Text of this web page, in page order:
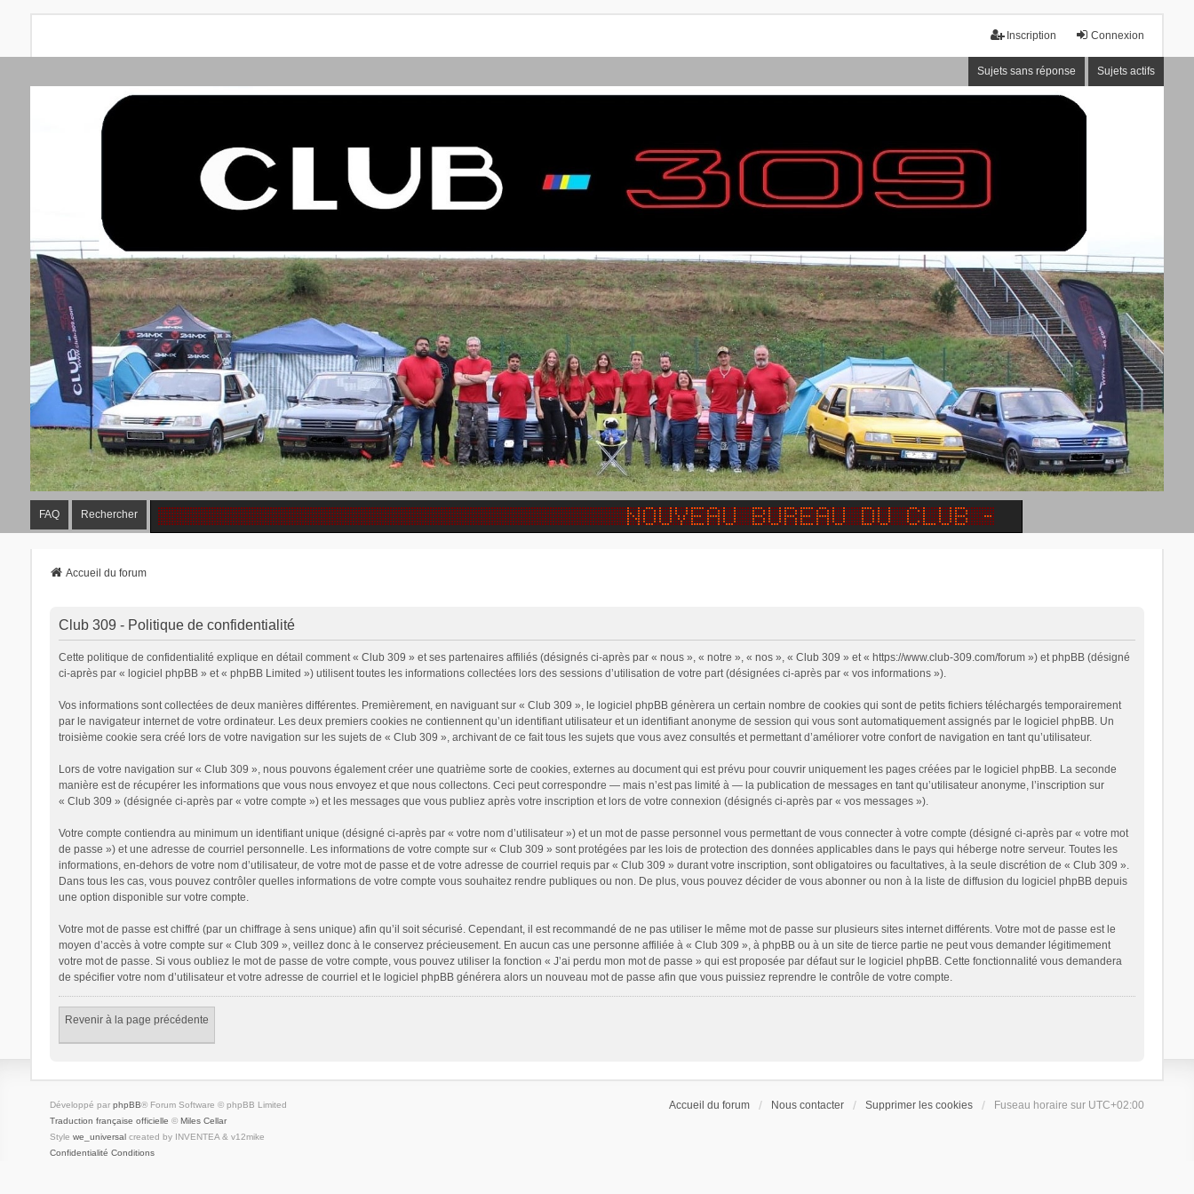
Connexion
Inscription
Sujets sans réponse Sujets actifs
FAQ Rechercher
Accueil du forum
Club 309 - Politique de confidentialité
Cette politique de confidentialité explique en détail comment « Club 309 » et ses partenaires affiliés (désignés ci-après par « nous », « notre », « nos », « Club 309 » et « https://www.club-309.com/forum ») et phpBB (désigné
ci-après par « logiciel phpBB » et « phpBB Limited ») utilisent toutes les informations collectées lors des sessions d’utilisation de votre part (désignées ci-après par « vos informations »).
Vos informations sont collectées de deux manières différentes. Premièrement, en naviguant sur « Club 309 », le logiciel phpBB génèrera un certain nombre de cookies qui sont de petits fichiers téléchargés temporairement
par le navigateur internet de votre ordinateur. Les deux premiers cookies ne contiennent qu’un identifiant utilisateur et un identifiant anonyme de session qui vous sont automatiquement assignés par le logiciel phpBB. Un
troisième cookie sera créé lors de votre navigation sur les sujets de « Club 309 », archivant de ce fait tous les sujets que vous avez consultés et permettant d’améliorer votre confort de navigation en tant qu’utilisateur.
Lors de votre navigation sur « Club 309 », nous pouvons également créer une quatrième sorte de cookies, externes au document qui est prévu pour couvrir uniquement les pages créées par le logiciel phpBB. La seconde
manière est de récupérer les informations que vous nous envoyez et que nous collectons. Ceci peut correspondre — mais n’est pas limité à — la publication de messages en tant qu’utilisateur anonyme, l’inscription sur
« Club 309 » (désignée ci-après par « votre compte ») et les messages que vous publiez après votre inscription et lors de votre connexion (désignés ci-après par « vos messages »).
Votre compte contiendra au minimum un identifiant unique (désigné ci-après par « votre nom d’utilisateur ») et un mot de passe personnel vous permettant de vous connecter à votre compte (désigné ci-après par « votre mot
de passe ») et une adresse de courriel personnelle. Les informations de votre compte sur « Club 309 » sont protégées par les lois de protection des données applicables dans le pays qui héberge notre serveur. Toutes les
informations, en-dehors de votre nom d’utilisateur, de votre mot de passe et de votre adresse de courriel requis par « Club 309 » durant votre inscription, sont obligatoires ou facultatives, à la seule discrétion de « Club 309 ».
Dans tous les cas, vous pouvez contrôler quelles informations de votre compte vous souhaitez rendre publiques ou non. De plus, vous pouvez décider de vous abonner ou non à la liste de diffusion du logiciel phpBB depuis
une option disponible sur votre compte.
Votre mot de passe est chiffré (par un chiffrage à sens unique) afin qu’il soit sécurisé. Cependant, il est recommandé de ne pas utiliser le même mot de passe sur plusieurs sites internet différents. Votre mot de passe est le
moyen d’accès à votre compte sur « Club 309 », veillez donc à le conservez précieusement. En aucun cas une personne affiliée à « Club 309 », à phpBB ou à un site de tierce partie ne peut vous demander légitimement
votre mot de passe. Si vous oubliez le mot de passe de votre compte, vous pouvez utiliser la fonction « J’ai perdu mon mot de passe » qui est proposée par défaut sur le logiciel phpBB. Cette fonctionnalité vous demandera
de spécifier votre nom d’utilisateur et votre adresse de courriel et le logiciel phpBB générera alors un nouveau mot de passe afin que vous puissiez reprendre le contrôle de votre compte.
Revenir à la page précédente
Accueil du forum Nous contacter Supprimer les cookies Fuseau horaire sur UTC+02:00
Développé par phpBB® Forum Software © phpBB Limited
Traduction française officielle © Miles Cellar
Style we_universalcreated by INVENTEA & v12mike
Confidentialité Conditions